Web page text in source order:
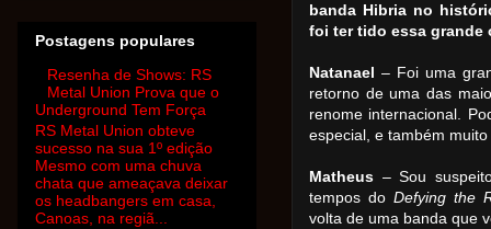
banda Hibria no
foi ter tido essa grande
Natanael – Foi uma
retorno de uma das
renome internacional.
especial, e também
Matheus – Sou
tempos do Defying the
volta de uma banda que
Postagens populares
Resenha de Shows: RS
Metal Union Prova que o
Underground Tem Força
RS Metal Union obteve
sucesso na sua 1º edição
Mesmo com uma chuva
chata que ameaçava deixar
os headbangers em casa,
Canoas, na regiã...